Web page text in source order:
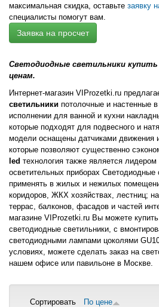
максимальная скидка, оставьте заявку
специалисты помогут вам.
Заявка на просчет
Светодиодные светильники
ценам.
Интернет-магазин VIProzetki.ru
светильники потолочные и настенные
исполнении для ванной и кухни
которые подходят для подвесного и
модели оснащены датчиками движения
которые позволяют существенно
led технология также является
осветительных приборах Светодиодные
применять в жилых и нежилых
коридоров, ЖКХ хозяйствах, лестниц;
террас, балконов, фасадов и частей
магазине VIProzetki.ru Вы можете
светодиодные светильники, с
светодиодными лампами цоколями
условиях, можете сделать заказ на
нашем офисе или павильоне в Москве.
Сортировать По цене